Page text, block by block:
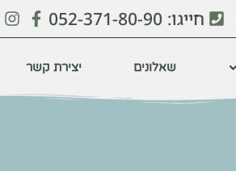
חייגו: 052-371-80-90
שאלונים יצירת קשר